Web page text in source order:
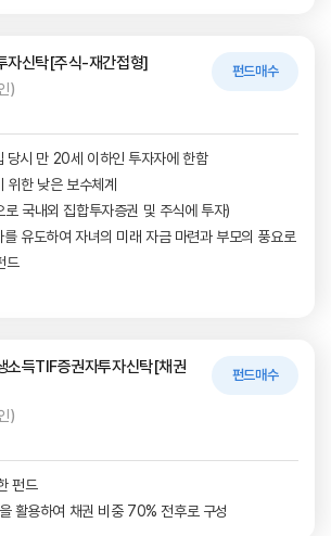
자신탁[주식-재간접형]
)
당시 만 20세 이하인 투자자에 한함
위한 낮은 보수체계
국내외 집합투자증권 및 주식에 투자)
유도하여 자녀의 미래 자금 마련과 부모의 풍요로
드
펀드매수
소득TIF증권자투자신탁[채권
)
펀드
활용하여 채권 비중 70% 전후로 구성
펀드매수